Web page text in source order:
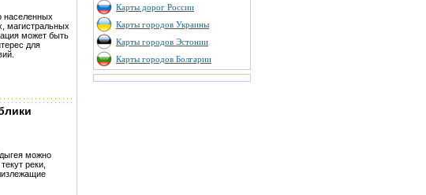
населенных
магистральных
может быть
для
можно
реки,
Карты дорог России
Карты городов Украины
Карты городов Эстонии
Карты городов Болгарии